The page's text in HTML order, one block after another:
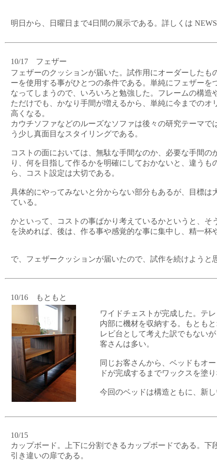
明日から、日曜日まで4日間の展示である。詳しくは
10/17 フェザー
フェザーのクッションが届いた。試作用にオーダーしたも
ーを使用する事がひとつの条件である。単純にフェザーを
なってしまうので、いろいろと勉強した。フレームの構造
ただけでも、かなり手間が増えるから、単純に今までのオ
高くなる。
カウチソファなどのルーズなソファは後々の研究テーマで
う少し真面目なスタイリングである。
コストの面においては、無駄な手間なのか、必要な手間の
り、何を目指して作るかを明確にしておかないと、違うも
ら、コスト設定は大切である。
具体的にやってみないと分からない部分もあるが、目標は
ている。
かといって、コストの事ばかり考えているかというと、そ
を決めれば、後は、作る事や感覚的な事に集中し、精一杯
で、フェザークッションが届いたので、試作を続けようと
10/16 もともと
ワイドチェストが完成した。テ
内部に機材を収納する。もとも
レビ台として考えた訳でもない
客さんは多い。
同じお客さんから、ベッドもオ
ドが完成するまでワックスを塗
今回のベッドは構造ともに、新
10/15
カップボード。上下に分割できるカップボードである。下
引き違いの扉である。